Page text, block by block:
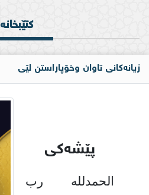
کتێبخانە
زيانه‌كانی تاوان وخۆپاراستن لێی
پێشه‌كی
الحمدلله رب